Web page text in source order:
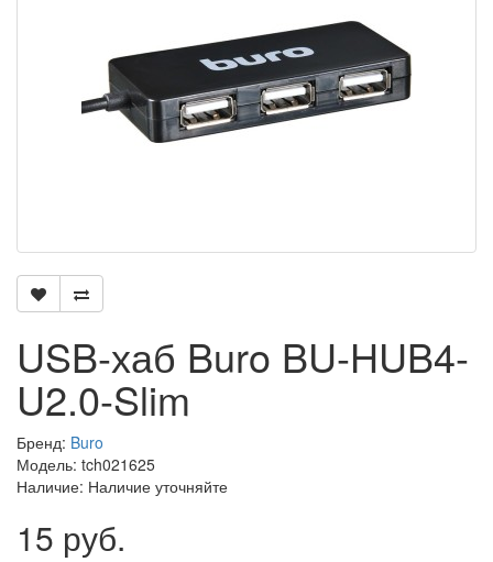
USB-хаб Buro BU-HUB4-
U2.0-Slim
Бренд: Buro
Модель: tch021625
Наличие: Наличие уточняйте
15 руб.